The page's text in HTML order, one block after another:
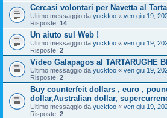
Cercasi volontari per Navetta al
Ultimo messaggio da yuckfoo « ven giu 19,
Risposte: 14
Un aiuto sul Web !
Ultimo messaggio da yuckfoo « ven giu 19,
Risposte: 2
Video Galapagos al TARTARUGHE
Ultimo messaggio da yuckfoo « ven giu 19,
Risposte: 2
Buy counterfeit dollars , euro ,
dollar,Australian dollar,
Ultimo messaggio da yuckfoo « ven giu 19,
Risposte: 2